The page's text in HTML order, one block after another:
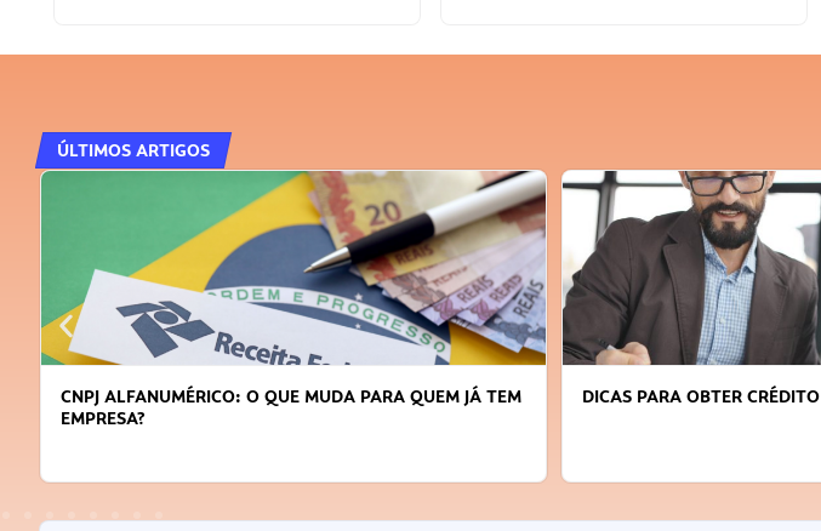
ÚLTIMOS ARTIGOS
CNPJ ALFANUMÉRICO: O QUE MUDA PARA QUEM JÁ TEM
EMPRESA?
DICAS PARA OBTER CRÉDITO